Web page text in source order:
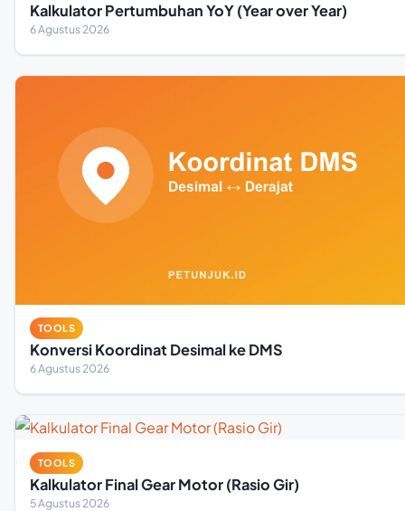
Kalkulator Pertumbuhan YoY (Year over Year)
6 Agustus 2026
TOOLS
Konversi Koordinat Desimal ke DMS
6 Agustus 2026
TOOLS
Kalkulator Final Gear Motor (Rasio Gir)
5 Agustus 2026